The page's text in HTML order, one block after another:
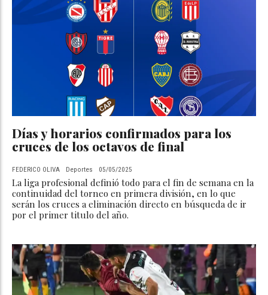
Días y horarios confirmados para los
cruces de los octavos de final
FEDERICO OLIVA Deportes 05/05/2025
La liga profesional definió todo para el fin de semana en la
continuidad del torneo en primera división, en lo que
serán los cruces a eliminación directo en búsqueda de ir
por el primer titulo del año.